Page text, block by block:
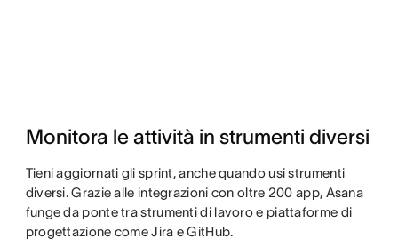
Monitora le attività in strumenti diversi
Tieni aggiornati gli sprint, anche quando usi strumenti
diversi. Grazie alle integrazioni con oltre 200 app, Asana
funge da ponte tra strumenti di lavoro e piattaforme di
progettazione come Jira e GitHub.